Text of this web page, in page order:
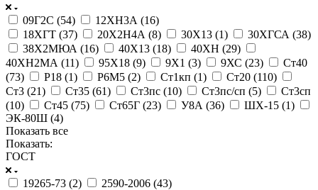
09Г2С (54) 12ХН3А (16)
18ХГТ (37) 20Х2Н4А (8) 30Х13 (1) 30ХГСА (38)
38Х2МЮА (16) 40Х13 (18) 40ХН (29)
40ХН2МА (11) 95Х18 (9) 9Х1 (3) 9ХС (23)
Cт40
(73) Р18 (1) Р6М5 (2) Ст1кп (1) Ст20 (110)
Ст3 (21) Ст35 (61) Ст3пс (10) Ст3пс/сп (5)
Ст3сп
(10) Ст45 (75) Ст65Г (23) У8А (36) ШХ-15 (1)
ЭК-80Ш (4)
Показать все
Показать:
ГОСТ
19265-73 (2) 2590-2006 (43)